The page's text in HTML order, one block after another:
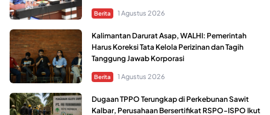
Berita 1 Agustus 2026
Kalimantan Darurat Asap, WALHI: Pemerintah
Harus Koreksi Tata Kelola Perizinan dan Tagih
Tanggung Jawab Korporasi
Berita 1 Agustus 2026
Dugaan TPPO Terungkap di Perkebunan Sawit
Kalbar, Perusahaan Bersertifikat RSPO-ISPO Ikut